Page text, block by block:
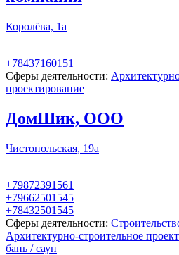
Королёва, 1а
+78437160151
Сферы деятельности:
проектирование
ДомШик, ООО
Чистопольская, 19а
+79872391561
+79662501545
+78432501545
Сферы деятельности:
Архитектурно-строительное
бань / саун